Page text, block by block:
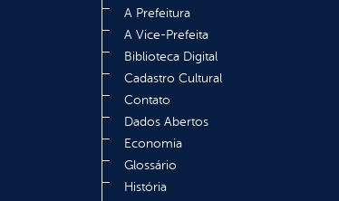
A Prefeitura
A Vice-Prefeita
Biblioteca Digital
Cadastro Cultural
Contato
Dados Abertos
Economia
Glossário
História